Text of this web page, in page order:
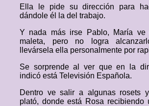
Ella le pide su dirección para
dándole él la del trabajo.
Y nada más irse Pablo, María ve
maleta, pero no logra
llevársela ella personalmente por
Se sorprende al ver que en la
indicó está Televisión Española.
Dentro ve salir a algunas rosets
plató, donde está Rosa recibiendo